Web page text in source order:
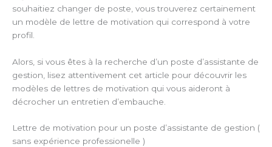
souhaitiez changer de poste, vous trouverez certainement
un modèle de lettre de motivation qui correspond à votre
profil.
Alors, si vous êtes à la recherche d’un poste d’assistante de
gestion, lisez attentivement cet article pour découvrir les
modèles de lettres de motivation qui vous aideront à
décrocher un entretien d’embauche.
Lettre de motivation pour un poste d’assistante de gestion (
sans expérience professionelle )